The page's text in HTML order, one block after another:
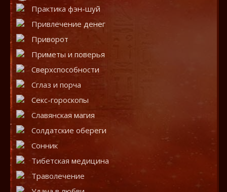
Практика фэн-шуй
Привлечение денег
Приворот
Приметы и поверья
Сверхспособности
Сглаз и порча
Секс-гороскопы
Славянская магия
Солдатские обереги
Сонник
Тибетская медицина
Траволечение